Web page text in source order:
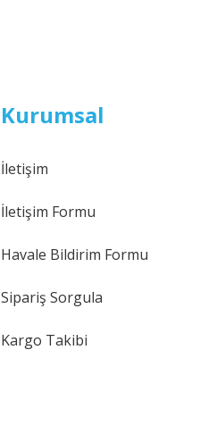
Kurumsal
İletişim
İletişim Formu
Havale Bildirim Formu
Sipariş Sorgula
Kargo Takibi